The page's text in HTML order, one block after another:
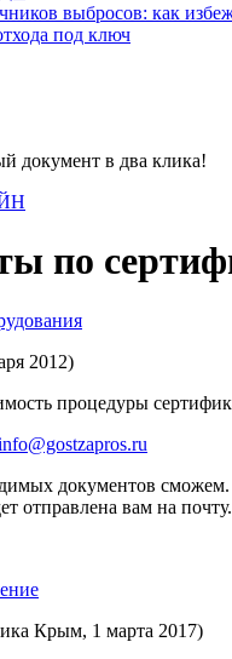
выбросов: как
под ключ
документ в два клика!
по
2012)
процедуры
документов сможем.
отправлена вам на почту.
Крым, 1 марта 2017)